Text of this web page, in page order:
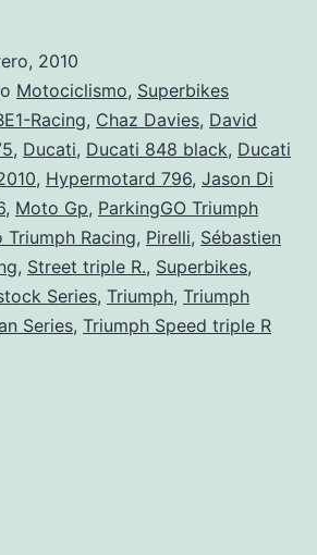
mundo
del
Motociclismo.
2010
Motociclismo, Superbikes
Racing, Chaz Davies, David
, Ducati, Ducati 848 black, Ducati
, Hypermotard 796, Jason Di
, Moto Gp, ParkingGO Triumph
Triumph Racing, Pirelli, Sébastien
, Street triple R., Superbikes,
Series, Triumph, Triumph
Series, Triumph Speed triple R